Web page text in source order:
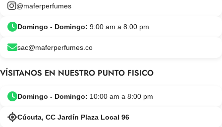
@maferperfumes
Domingo - Domingo: 9:00 am a 8:00 pm
sac@maferperfumes.co
VÍSITANOS EN NUESTRO PUNTO FISICO
Domingo - Domingo: 10:00 am a 8:00 pm
Cúcuta, CC Jardín Plaza Local 96